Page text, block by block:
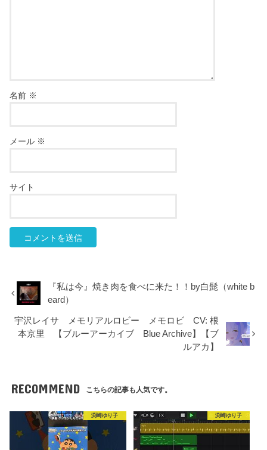
名前 ※
メール ※
サイト
『私は今』焼き肉を食べに来た！！by白髭（white b
eard）
宇沢レイサ メモリアルロビー メモロビ CV: 根
本京里 【ブルーアーカイブ Blue Archive】【ブ
ルアカ】
RECOMMEND こちらの記事も人気です。
渕崎ゆり子 渕崎ゆり子